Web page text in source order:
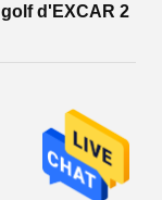
d'EXCAR 2